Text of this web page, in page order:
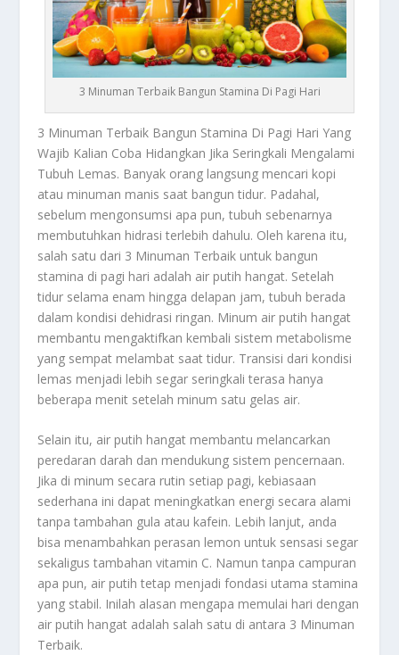
3 Minuman Terbaik Bangun Stamina Di Pagi Hari
3 Minuman Terbaik Bangun Stamina Di Pagi Hari Yang
Wajib Kalian Coba Hidangkan Jika Seringkali Mengalami
Tubuh Lemas. Banyak orang langsung mencari kopi
atau minuman manis saat bangun tidur. Padahal,
sebelum mengonsumsi apa pun, tubuh sebenarnya
membutuhkan hidrasi terlebih dahulu. Oleh karena itu,
salah satu dari 3 Minuman Terbaik untuk bangun
stamina di pagi hari adalah air putih hangat. Setelah
tidur selama enam hingga delapan jam, tubuh berada
dalam kondisi dehidrasi ringan. Minum air putih hangat
membantu mengaktifkan kembali sistem metabolisme
yang sempat melambat saat tidur. Transisi dari kondisi
lemas menjadi lebih segar seringkali terasa hanya
beberapa menit setelah minum satu gelas air.
Selain itu, air putih hangat membantu melancarkan
peredaran darah dan mendukung sistem pencernaan.
Jika di minum secara rutin setiap pagi, kebiasaan
sederhana ini dapat meningkatkan energi secara alami
tanpa tambahan gula atau kafein. Lebih lanjut, anda
bisa menambahkan perasan lemon untuk sensasi segar
sekaligus tambahan vitamin C. Namun tanpa campuran
apa pun, air putih tetap menjadi fondasi utama stamina
yang stabil. Inilah alasan mengapa memulai hari dengan
air putih hangat adalah salah satu di antara 3 Minuman
Terbaik.